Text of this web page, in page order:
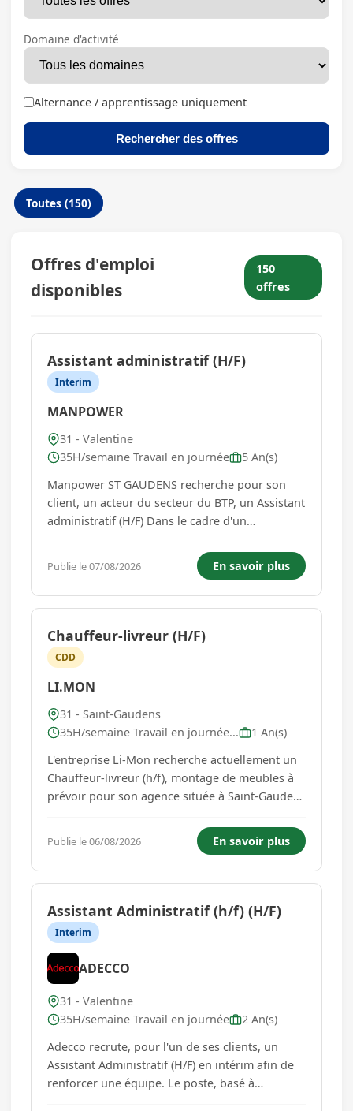
Domaine d'activité
Alternance / apprentissage uniquement
Rechercher des offres
Toutes (150)
Offres d'emploi
disponibles
150
offres
Assistant administratif (H/F)
Interim
MANPOWER
31 - Valentine
35H/semaine Travail en journée
5 An(s)
Manpower ST GAUDENS recherche pour son
client, un acteur du secteur du BTP, un Assistant
administratif (H/F) Dans le cadre d'un
maternité, nous recrutons un(e) assistant(e)
administratif(ve) pour accompagner les équipes
dans la gestion quotidienne. Rattaché...
Publie le 07/08/2026 En savoir plus
Chauffeur-livreur (H/F)
CDD
LI.MON
31 - Saint-Gaudens
35H/semaine Travail en journée...
1 An(s)
L'entreprise Li-Mon recherche actuellement un
Chauffeur-livreur (h/f), montage de meubles à
prévoir pour son agence située à Saint-Gaudens
d'effectuer des livraisons ainsi que l'installation
de meubles et ...
Publie le 06/08/2026 En savoir plus
Assistant Administratif (h/f) (H/F)
Interim
ADECCO
31 - Valentine
35H/semaine Travail en journée
2 An(s)
Adecco recrute, pour l'un de ses clients, un
Assistant Administratif (H/F) en intérim afin de
renforcer une équipe. Le poste, basé à